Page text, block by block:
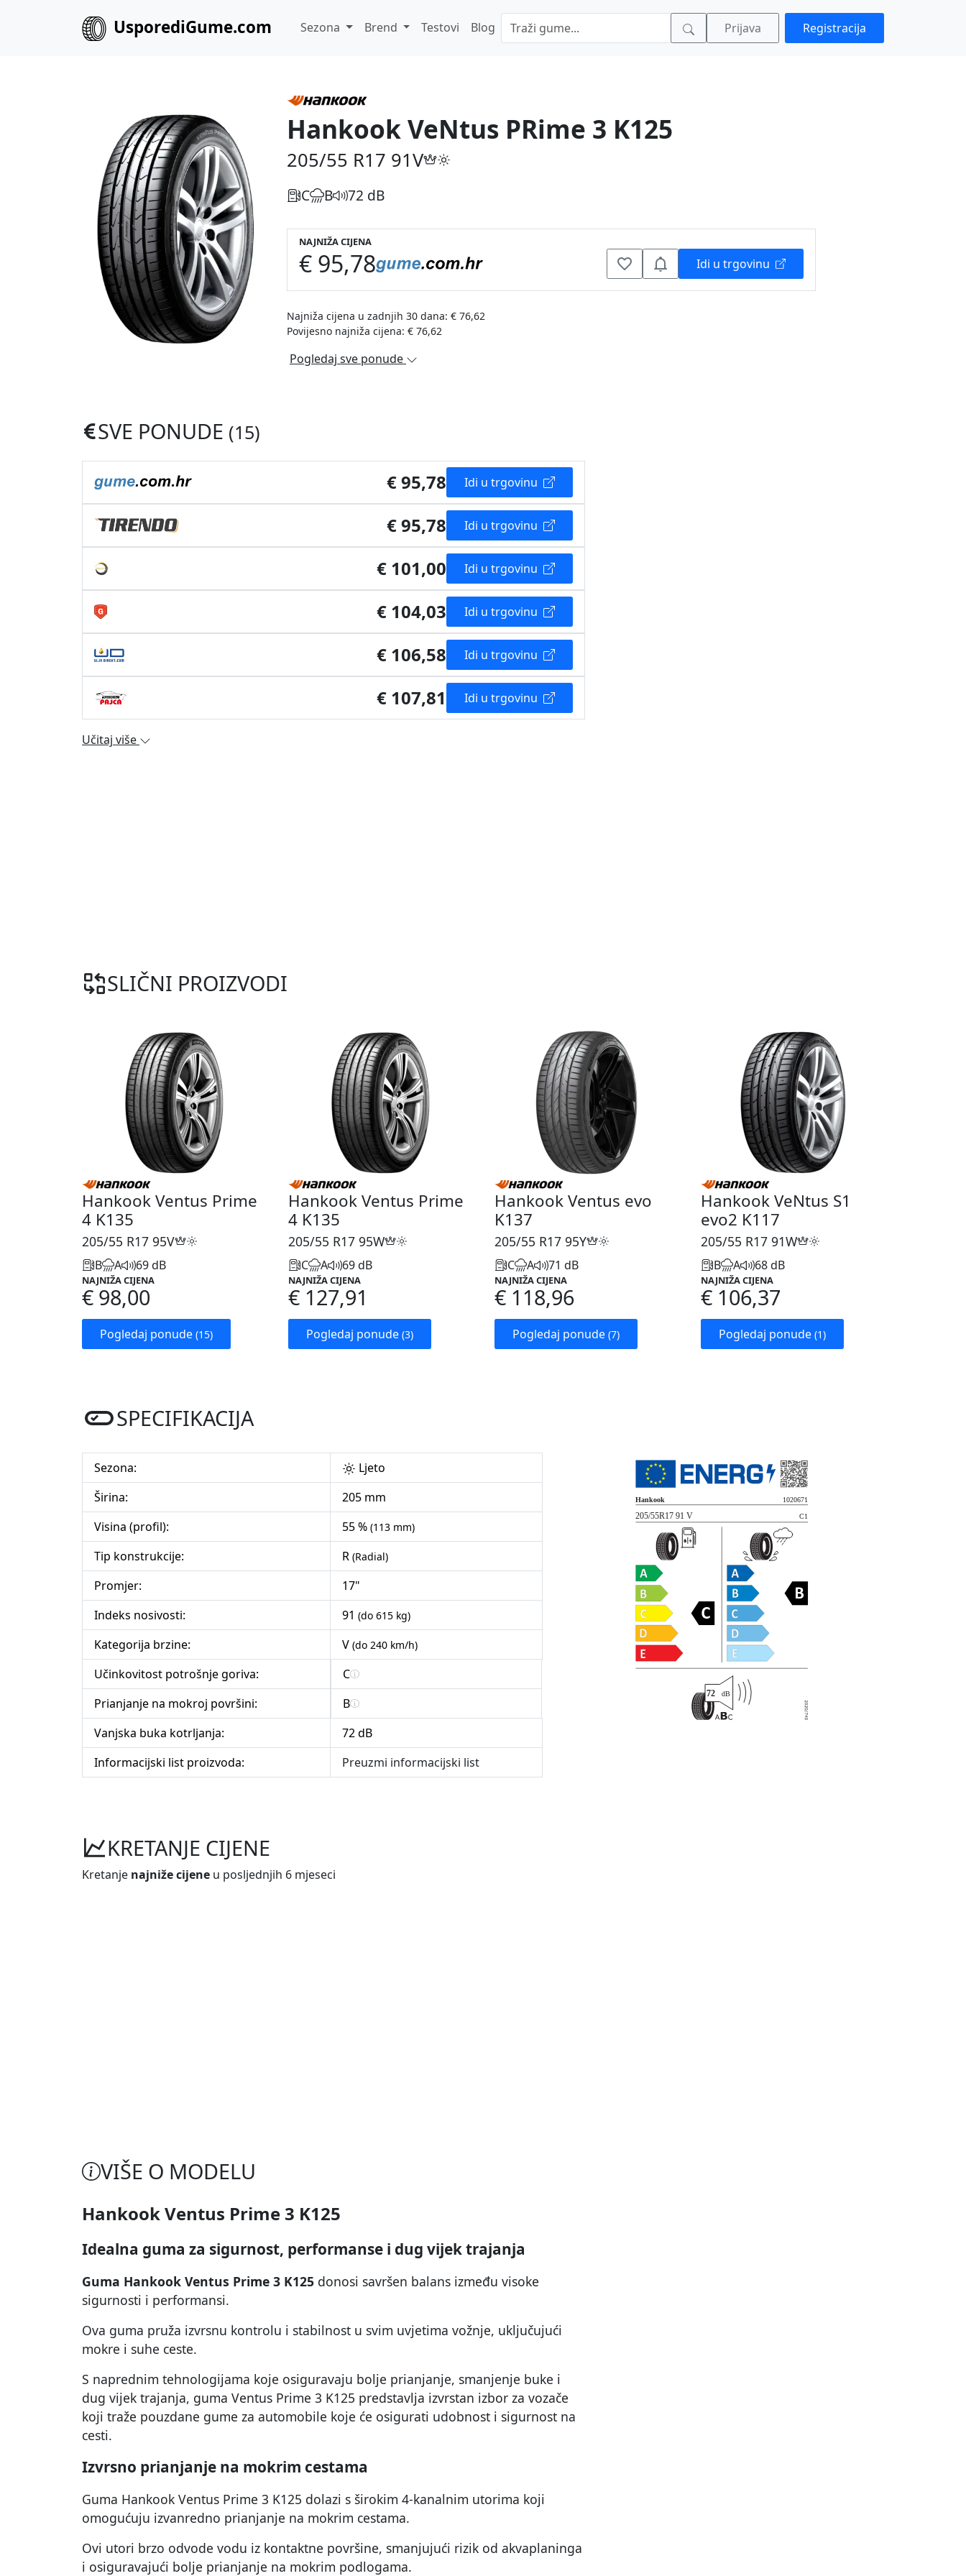
UsporediGume.com Sezona Brend Testovi Blog Prijava Registracija
Hankook VeNtus PRime 3 K125
205/55 R17 91V
C B 72 dB
NAJNIŽA CIJENA
€ 95,78 Idi u trgovinu
Najniža cijena u zadnjih 30 dana: € 76,62
Povijesno najniža cijena: € 76,62
Pogledaj sve ponude
SVE PONUDE (15)
€ 95,78 Idi u trgovinu
€ 95,78 Idi u trgovinu
€ 101,00 Idi u trgovinu
€ 104,03 Idi u trgovinu
€ 106,58 Idi u trgovinu
€ 107,81 Idi u trgovinu
Učitaj više
SLIČNI PROIZVODI
Hankook Ventus Prime
4 K135
205/55 R17 95V
B A 69 dB
NAJNIŽA CIJENA
€ 98,00
Pogledaj ponude (15)
Hankook Ventus Prime
4 K135
205/55 R17 95W
C A 69 dB
NAJNIŽA CIJENA
€ 127,91
Pogledaj ponude (3)
Hankook Ventus evo
K137
205/55 R17 95Y
C A 71 dB
NAJNIŽA CIJENA
€ 118,96
Pogledaj ponude (7)
Hankook VeNtus S1
evo2 K117
205/55 R17 91W
B A 68 dB
NAJNIŽA CIJENA
€ 106,37
Pogledaj ponude (1)
SPECIFIKACIJA
Sezona:
Ljeto
Širina:
205 mm
Visina (profil):
55 % (113 mm)
Tip konstrukcije: R (Radial)
Promjer:
17"
Indeks nosivosti:
91 (do 615 kg)
Kategorija brzine: V (do 240 km/h)
Učinkovitost potrošnje goriva:
C
Prianjanje na mokroj površini:
B
Vanjska buka kotrljanja:
72 dB
Informacijski list proizvoda:
Preuzmi informacijski list
KRETANJE CIJENE
Kretanje najniže cijene u posljednjih 6 mjeseci
VIŠE O MODELU
Hankook Ventus Prime 3 K125
Idealna guma za sigurnost, performanse i dug vijek trajanja
Guma Hankook Ventus Prime 3 K125 donosi savršen balans između visoke
sigurnosti i performansi.
Ova guma pruža izvrsnu kontrolu i stabilnost u svim uvjetima vožnje, uključujući
mokre i suhe ceste.
S naprednim tehnologijama koje osiguravaju bolje prianjanje, smanjenje buke i
dug vijek trajanja, guma Ventus Prime 3 K125 predstavlja izvrstan izbor za vozače
koji traže pouzdane gume za automobile koje će osigurati udobnost i sigurnost na
cesti.
Izvrsno prianjanje na mokrim cestama
Guma Hankook Ventus Prime 3 K125 dolazi s širokim 4-kanalnim utorima koji
omogućuju izvanredno prianjanje na mokrim cestama.
Ovi utori brzo odvode vodu iz kontaktne površine, smanjujući rizik od akvaplaninga
i osiguravajući bolje prianjanje na mokrim podlogama.